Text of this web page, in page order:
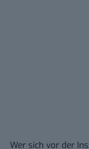
Wer sich vor der